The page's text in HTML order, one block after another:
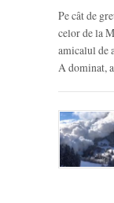
Pe cât de
celor de la
amicalul de
A dominat,